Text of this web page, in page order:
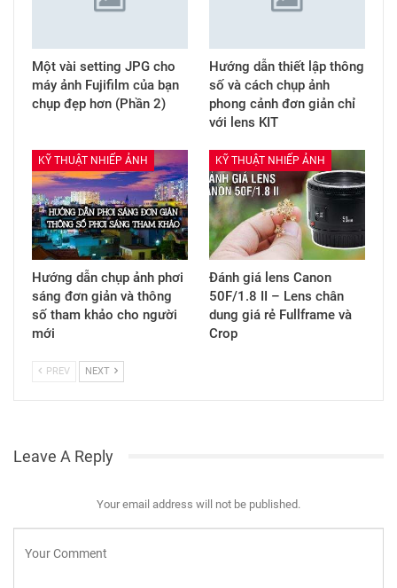
Một vài setting JPG cho
máy ảnh Fujifilm của bạn
chụp đẹp hơn (Phần 2)
Hướng dẫn thiết lập thông
số và cách chụp ảnh
phong cảnh đơn giản chỉ
với lens KIT
KỸ THUẬT NHIẾP ẢNH
Hướng dẫn chụp ảnh phơi
sáng đơn giản và thông
số tham khảo cho người
mới
KỸ THUẬT NHIẾP ẢNH
Đánh giá lens Canon
50F/1.8 II – Lens chân
dung giá rẻ Fullframe và
Crop
PREV NEXT
Leave A Reply
Your email address will not be published.